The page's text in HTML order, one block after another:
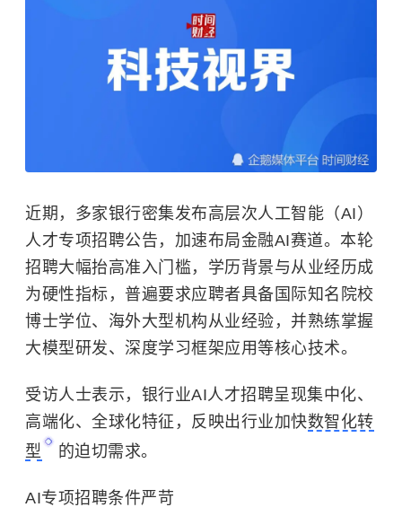
近期，多家银行密集发布高层次人工智能（AI）
人才专项招聘公告，加速布局金融AI赛道。本轮
招聘大幅抬高准入门槛，学历背景与从业经历成
为硬性指标，普遍要求应聘者具备国际知名院校
博士学位、海外大型机构从业经验，并熟练掌握
大模型研发、深度学习框架应用等核心技术。
受访人士表示，银行业AI人才招聘呈现集中化、
高端化、全球化特征，反映出行业加快数智化转
型
的迫切需求。
AI专项招聘条件严苛